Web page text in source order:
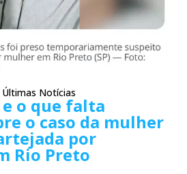
Últimas Notícias
e o que falta
o caso da mulher
por
Rio Preto